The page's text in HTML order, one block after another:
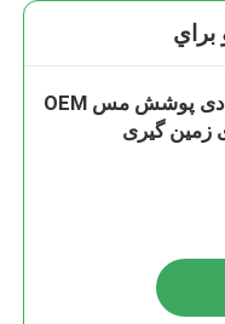
براي
قطب گرد فولادی پوشش مس OEM
زمین گیری